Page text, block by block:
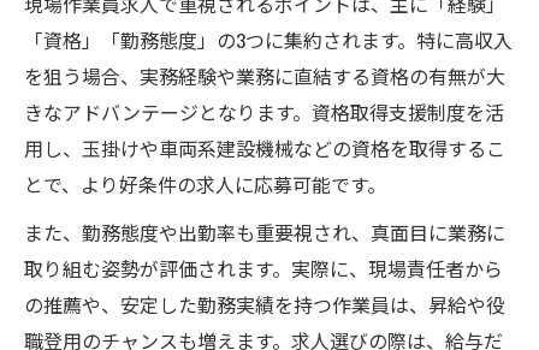
「資格」「勤務態度」の3つに集約されます。特に高収入
を狙う場合、実務経験や業務に直結する資格の有無が大
きなアドバンテージとなります。資格取得支援制度を活
用し、玉掛けや車両系建設機械などの資格を取得するこ
とで、より好条件の求人に応募可能です。
また、勤務態度や出勤率も重要視され、真面目に業務に
取り組む姿勢が評価されます。実際に、現場責任者から
の推薦や、安定した勤務実績を持つ作業員は、昇給や役
職登用のチャンスも増えます。求人選びの際は、給与だ